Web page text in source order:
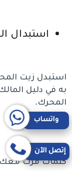
استبدال
استبدل زيت
به في دليل
المحرك.
كلمات مرّت معك
إتصل الآن
واتساب